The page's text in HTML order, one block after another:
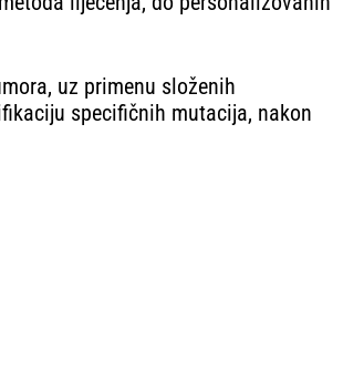
uz primenu složenih
specifičnih mutacija, nakon